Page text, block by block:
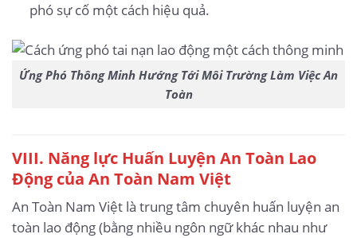
phó sự cố một cách hiệu quả.
Ứng Phó Thông Minh Hướng Tới Môi Trường Làm Việc An
Toàn
VIII. Năng lực Huấn Luyện An Toàn Lao
Động của An Toàn Nam Việt
An Toàn Nam Việt là trung tâm chuyên huấn luyện an
toàn lao động (bằng nhiều ngôn ngữ khác nhau như